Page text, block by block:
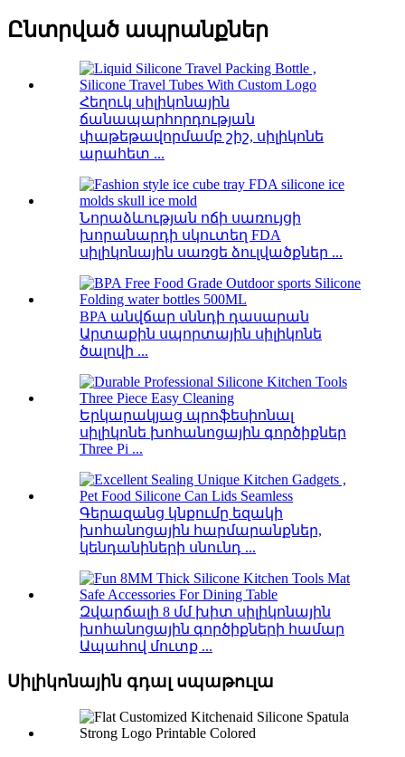
Ընտրված ապրանքներ
Հեղուկ սիլիկոնային
ճանապարհորդության
փաթեթավորմամբ շիշ, սիլիկոնե
արահետ ...
Նորաձևության ոճի սառույցի
խորանարդի սկուտեղ FDA
սիլիկոնային սառցե ձուլվածքներ ...
BPA անվճար սննդի դասարան
Արտաքին սպորտային սիլիկոնե
ծալովի ...
Երկարակյաց պրոֆեսիոնալ
սիլիկոնե խոհանոցային գործիքներ
Three Pi ...
Գերազանց կնքումը եզակի
խոհանոցային հարմարանքներ,
կենդանիների սնունդ ...
Զվարճալի 8 մմ խիտ սիլիկոնային
խոհանոցային գործիքների համար
Ապահով մուտք ...
Սիլիկոնային գդալ սպաթուլա